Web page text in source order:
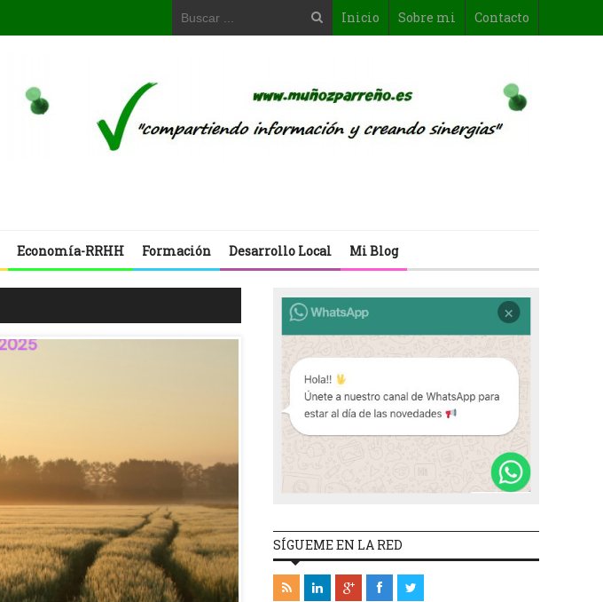
Inicio Sobre mi Contacto
Economía-RRHH Formación Desarrollo Local Mi Blog
SÍGUEME EN LA RED